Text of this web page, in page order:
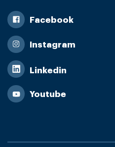
Facebook
Instagram
Linkedin
Youtube